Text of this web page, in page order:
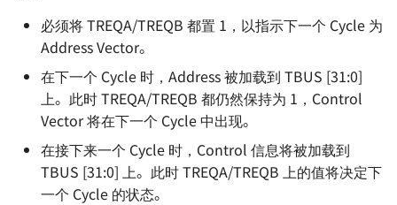
必须将 TREQA/TREQB 都置 1，以指示下一个 Cycle 为
Address Vector。
在下一个 Cycle 时，Address 被加载到 TBUS [31:0]
上。此时 TREQA/TREQB 都仍然保持为 1，Control
Vector 将在下一个 Cycle 中出现。
在接下来一个 Cycle 时，Control 信息将被加载到
TBUS [31:0] 上。此时 TREQA/TREQB 上的值将决定下
一个 Cycle 的状态。